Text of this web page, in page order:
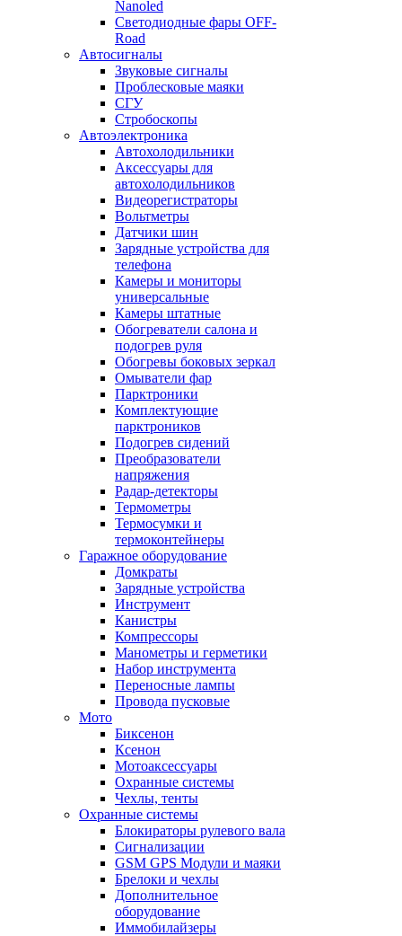
Nanoled
Светодиодные фары OFF-
Road
Автосигналы
Звуковые сигналы
Проблесковые маяки
СГУ
Стробоскопы
Автоэлектроника
Автохолодильники
Аксессуары для
автохолодильников
Видеорегистраторы
Вольтметры
Датчики шин
Зарядные устройства для
телефона
Камеры и мониторы
универсальные
Камеры штатные
Обогреватели салона и
подогрев руля
Обогревы боковых зеркал
Омыватели фар
Парктроники
Комплектующие
парктроников
Подогрев сидений
Преобразователи
напряжения
Радар-детекторы
Термометры
Термосумки и
термоконтейнеры
Гаражное оборудование
Домкраты
Зарядные устройства
Инструмент
Канистры
Компрессоры
Манометры и герметики
Набор инструмента
Переносные лампы
Провода пусковые
Мото
Биксенон
Ксенон
Мотоаксессуары
Охранные системы
Чехлы, тенты
Охранные системы
Блокираторы рулевого вала
Сигнализации
GSM GPS Модули и маяки
Брелоки и чехлы
Дополнительное
оборудование
Иммобилайзеры